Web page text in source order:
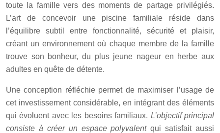
toute la famille vers des moments de partage privilégiés.
L’art de concevoir une piscine familiale réside dans
l’équilibre subtil entre fonctionnalité, sécurité et plaisir,
créant un environnement où chaque membre de la famille
trouve son bonheur, du plus jeune nageur en herbe aux
adultes en quête de détente.
Une conception réfléchie permet de maximiser l’usage de
cet investissement considérable, en intégrant des éléments
qui évoluent avec les besoins familiaux. L’objectif principal
consiste à créer un espace polyvalentqui satisfait aussi